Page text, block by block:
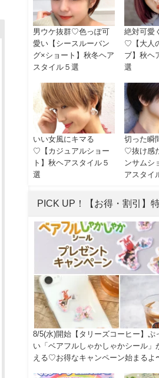
男ウケ抜群♡色っぽ可
愛い【シースルーバン
グ×ショート】秋冬ヘア
スタイル５選
絶対可愛
♡【大人
ブ】秋ヘ
選
いい女風にキマる
♡【カジュアルショー
ト】秋ヘアスタイル５
選
切った瞬
♡抜け感
ンサムシ
アスタイ
PICK UP！【お得・割引】
8/5(水)開始【タリーズコーヒー】ぷ
い「ベアフルしゃかしゃかシール」
える♡お得なキャンペーン始まるよ